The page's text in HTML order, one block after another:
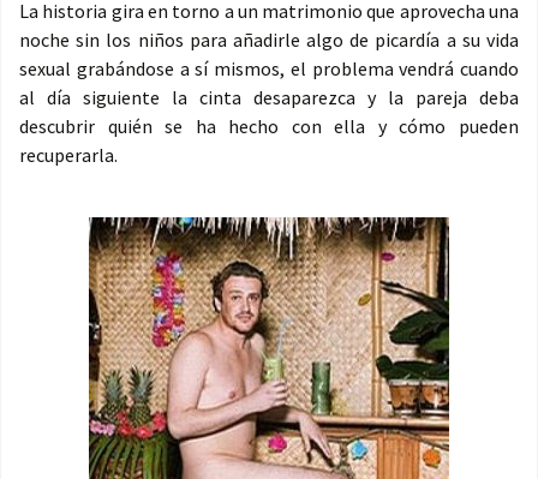
La historia gira en torno a un matrimonio que aprovecha una
noche sin los niños para añadirle algo de picardía a su vida
sexual grabándose a sí mismos, el problema vendrá cuando
al día siguiente la cinta desaparezca y la pareja deba
descubrir quién se ha hecho con ella y cómo pueden
recuperarla.